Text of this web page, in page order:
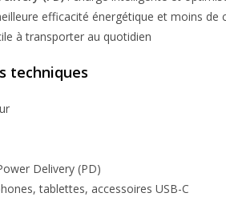
efficacité énergétique et moins de
à transporter au quotidien
techniques
Delivery (PD)
tablettes, accessoires USB-C